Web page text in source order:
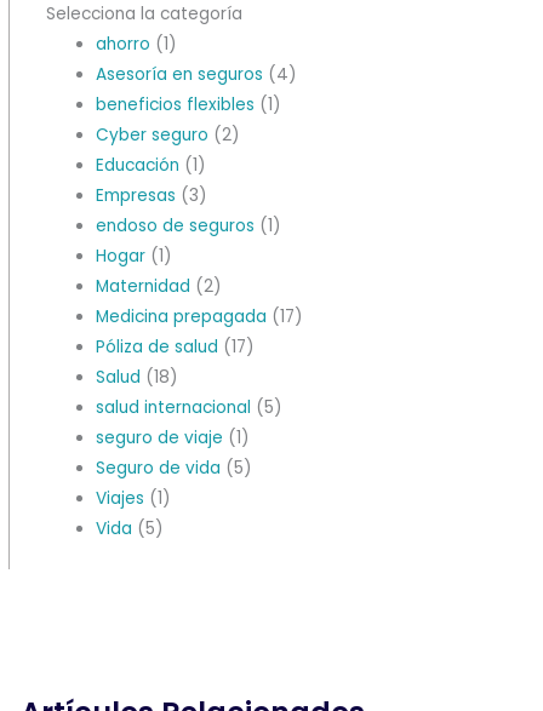
Selecciona la categoría
ahorro (1)
Asesoría en seguros (4)
beneficios flexibles (1)
Cyber seguro (2)
Educación (1)
Empresas (3)
endoso de seguros (1)
Hogar (1)
Maternidad (2)
Medicina prepagada (17)
Póliza de salud (17)
Salud (18)
salud internacional (5)
seguro de viaje (1)
Seguro de vida (5)
Viajes (1)
Vida (5)